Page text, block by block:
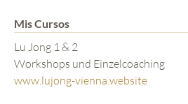
Mis Cursos
Lu Jong 1 & 2
Workshops und Einzelcoaching
www.lujong-vienna.website